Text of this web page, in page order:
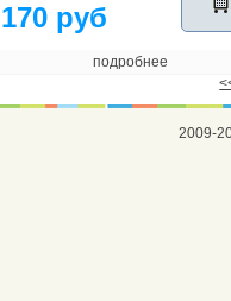
170 руб
подробнее
2009-